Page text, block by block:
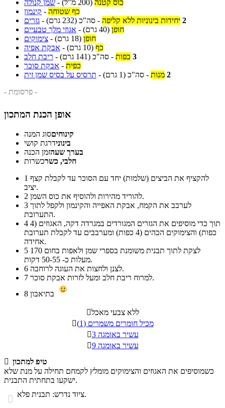
שמן קנולה - כוס קטנה (200 מ"ל)
קינמון - כף שטוחה
גזרים - 2 יחידות בינוניות ללא קליפה - סה"כ (232 גרם)
אגוזי מלך טבעיים - חופן (40 גרם)
צימוקים - חופן (18 גרם)
אבקת אפיה - כף (10 גרם)
ריבת חלב - 3 כפות - סה"כ (141 גרם)
אבקת סוכר - כפית
תרסיס על בסיס שמן זית - 2 מנות - סה"כ (1 גרם)
- פרסומת -
אופן הכנת המתכון
קינוחיםסוג המנה
בינונידרגת קושי
בערך שעהזמן הכנה
חלבי, כשרכשרות
1
יציב.
2
להוריד מהירות ולהוסיף את כוס השמן.
3
התערובת.
4
כפות) והצימוקים הכהים (4 כפות) ומערבבים עד לקבלת תערובת
אחידה.
5
מעלות כ- 50-55 דקות.
6
לצנן ולחצות את העוגה לרוחבה.
7
למרוח ריבת חלב ומעל לזרות אבקת סוכר.
8
ללא צבעי מאכל

מכיל חומרים משמרים (1)
 עשיר באומגה 3
 עשיר באומגה 9
 טיפ למתכון
כשמוסיפים את האגוזים והצימוקים מומלץ לקמחם תחילה על מנת שלא
ישקעו בתחתית התבנית.
 ציוד נדרש: תבנית פלא.